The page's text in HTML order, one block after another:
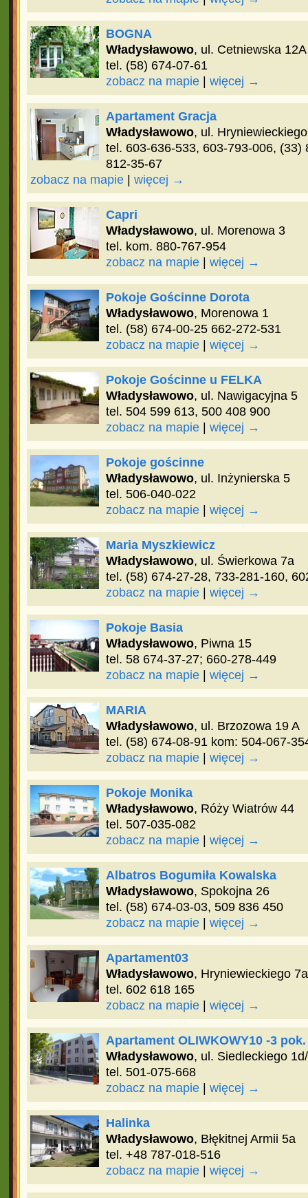
BOGNA
Władysławowo, ul. Cetniewska 12A
tel. (58) 674-07-61
zobacz na mapie| więcej →
Apartament Gracja
Władysławowo, ul.
tel. 603-636-533, 603-793-006, (33)
812-35-67
zobacz na mapie| więcej →
Capri
Władysławowo, ul. Morenowa 3
tel. kom. 880-767-954
zobacz na mapie| więcej →
Pokoje Gościnne Dorota
Władysławowo, Morenowa 1
tel. (58) 674-00-25 662-272-531
zobacz na mapie| więcej →
Pokoje Gościnne u FELKA
Władysławowo, ul. Nawigacyjna 5
tel. 504 599 613, 500 408 900
zobacz na mapie| więcej →
Pokoje gościnne
Władysławowo, ul. Inżynierska 5
tel. 506-040-022
zobacz na mapie| więcej →
Maria Myszkiewicz
Władysławowo, ul. Świerkowa 7a
tel. (58) 674-27-28, 733-281-160,
zobacz na mapie| więcej →
Pokoje Basia
Władysławowo, Piwna 15
tel. 58 674-37-27; 660-278-449
zobacz na mapie| więcej →
MARIA
Władysławowo, ul. Brzozowa 19 A
tel. (58) 674-08-91 kom: 504-067-
zobacz na mapie| więcej →
Pokoje Monika
Władysławowo, Róży Wiatrów 44
tel. 507-035-082
zobacz na mapie| więcej →
Albatros Bogumiła Kowalska
Władysławowo, Spokojna 26
tel. (58) 674-03-03, 509 836 450
zobacz na mapie| więcej →
Apartament03
Władysławowo, Hryniewieckiego 7a
tel. 602 618 165
zobacz na mapie| więcej →
Apartament OLIWKOWY10 -3 pok.
Władysławowo, ul. Siedleckiego
tel. 501-075-668
zobacz na mapie| więcej →
Halinka
Władysławowo, Błękitnej Armii 5a
tel. +48 787-018-516
zobacz na mapie| więcej →